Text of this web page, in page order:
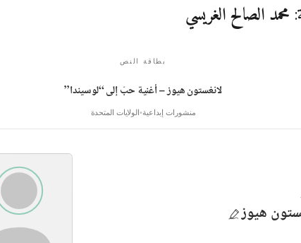
محمد الصالح الغريسي
بطاقة النص
لانغستون هيوز – أغنية حبّ إلى “لوسيندا”
منشورات إبداعية الولايات المتحدة
هيوز